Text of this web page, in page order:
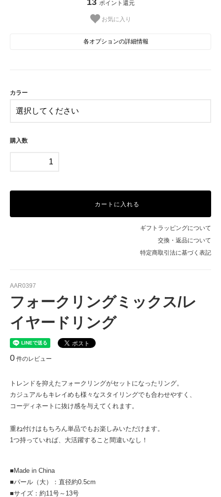
ポイント還元
お気に入り
各オプションの詳細情報
カラー
購入数
カートに入れる
ギフトラッピングについて
交換・返品について
特定商取引法に基づく表記
AAR0397
フォークリングミックス/レ
イヤードリング
0 件のレビュー
トレンドを抑えたフォークリングがセットになったリング。
カジュアルもキレイめも様々なスタイリングでも合わせやすく、
コーディネートに抜け感を与えてくれます。
重ね付けはもちろん単品でもお楽しみいただけます。
1つ持っていれば、大活躍すること間違いなし！
■Made in China
■パール（大）：直径約0.5cm
■サイズ：約11号～13号